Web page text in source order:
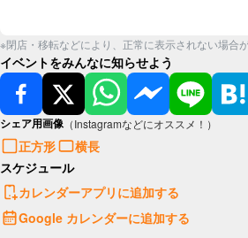
※閉店・移転などにより、正常に表示されない場合
イベントをみんなに知らせよう
シェア用画像 （Instagramなどにオススメ！）
正方形
横長
スケジュール
カレンダーアプリに追加する
Google カレンダーに追加する